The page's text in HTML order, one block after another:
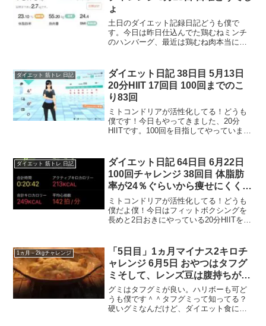
ょ
土日のダイエット記録日記どうも僕で
す。今日は昨日仕込んでた鶏むねミンチ
のハンバーグ、最近は鶏むね肉本当に高
で、若干安い鶏むねのミンチをかって、
味付けして美味しかったら使っ...
ダイエット 筋トレ 日記
ダイエット日記 38日目 5月13日
20分HIIT 17回目 100回までのこ
り83回
ミトコンドリアが活性化してる！どうも
僕です！今日もやってきました、20分
HIITです。100回を目指してやっていま
って、全然まだ折り返しじゃないですね
ｗきつい運動で...
ダイエット 筋トレ 日記
ダイエット日記 64日目 6月22日
100回チャレンジ 38回目 体脂肪
率が24％ぐらいから痩せにくくな
る 現在 -21.8kg
ミトコンドリアが活性化してる！どうも
僕だよ僕！今日はフィットボクシングを
長めと2日おきにやっている20分HIITをし
らい81ｋｇあたりをウロチョロしてる...
1ヵ月－2kgチャレンジ
「5日目」1ヵ月マイナス2キロチ
ャレンジ 6月5日 おやつはタフグ
ミそして、レンズ豆は腹持ちがい
い
グミはタフグミが良い。ハリボーも可ど
うも僕です＾＾タフグミって知ってる？
硬いグミなんだけど、ダイエット食にグ